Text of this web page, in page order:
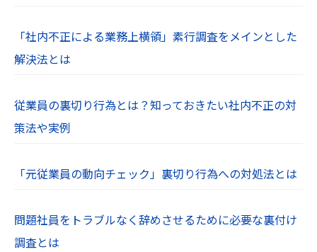
「社内不正による業務上横領」素行調査をメインとした
解決法とは
従業員の裏切り行為とは？知っておきたい社内不正の対
策法や実例
「元従業員の動向チェック」裏切り行為への対処法とは
問題社員をトラブルなく辞めさせるために必要な裏付け
調査とは